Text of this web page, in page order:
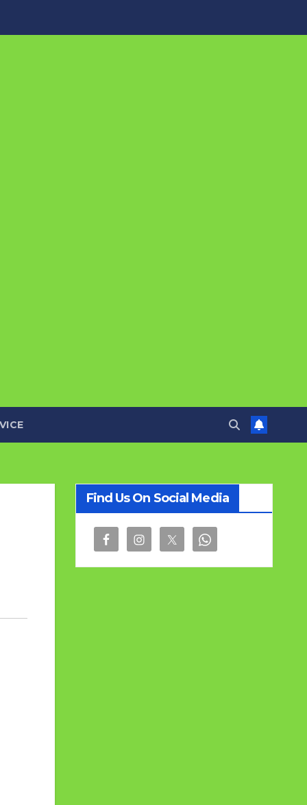
Find Us On Social Media